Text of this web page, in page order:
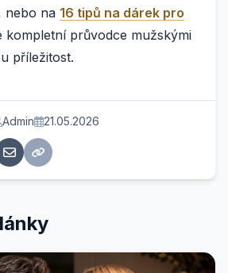
nebo na 16 tipů na dárek pro
kompletní průvodce mužskými
příležitost.
Admin 21.05.2026